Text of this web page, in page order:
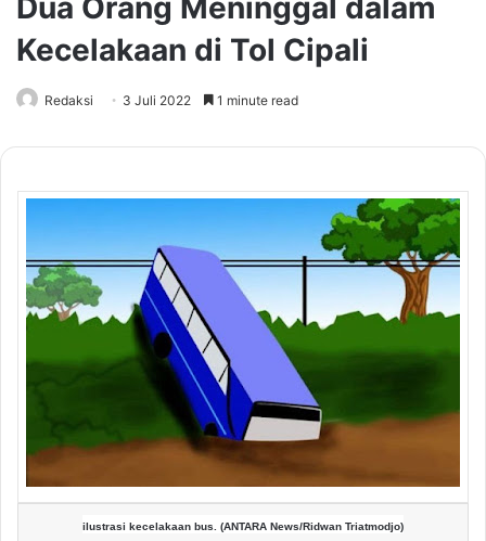
Dua Orang Meninggal dalam
Kecelakaan di Tol Cipali
Redaksi 3 Juli 2022 1 minute read
ilustrasi kecelakaan bus. (ANTARA News/Ridwan Triatmodjo)